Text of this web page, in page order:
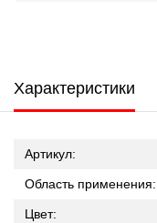
Характеристики
Артикул:
Область применения:
Цвет: